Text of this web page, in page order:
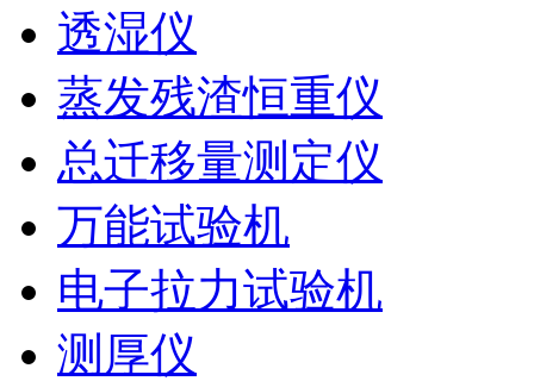
透湿仪
蒸发残渣恒重仪
总迁移量测定仪
万能试验机
电子拉力试验机
测厚仪